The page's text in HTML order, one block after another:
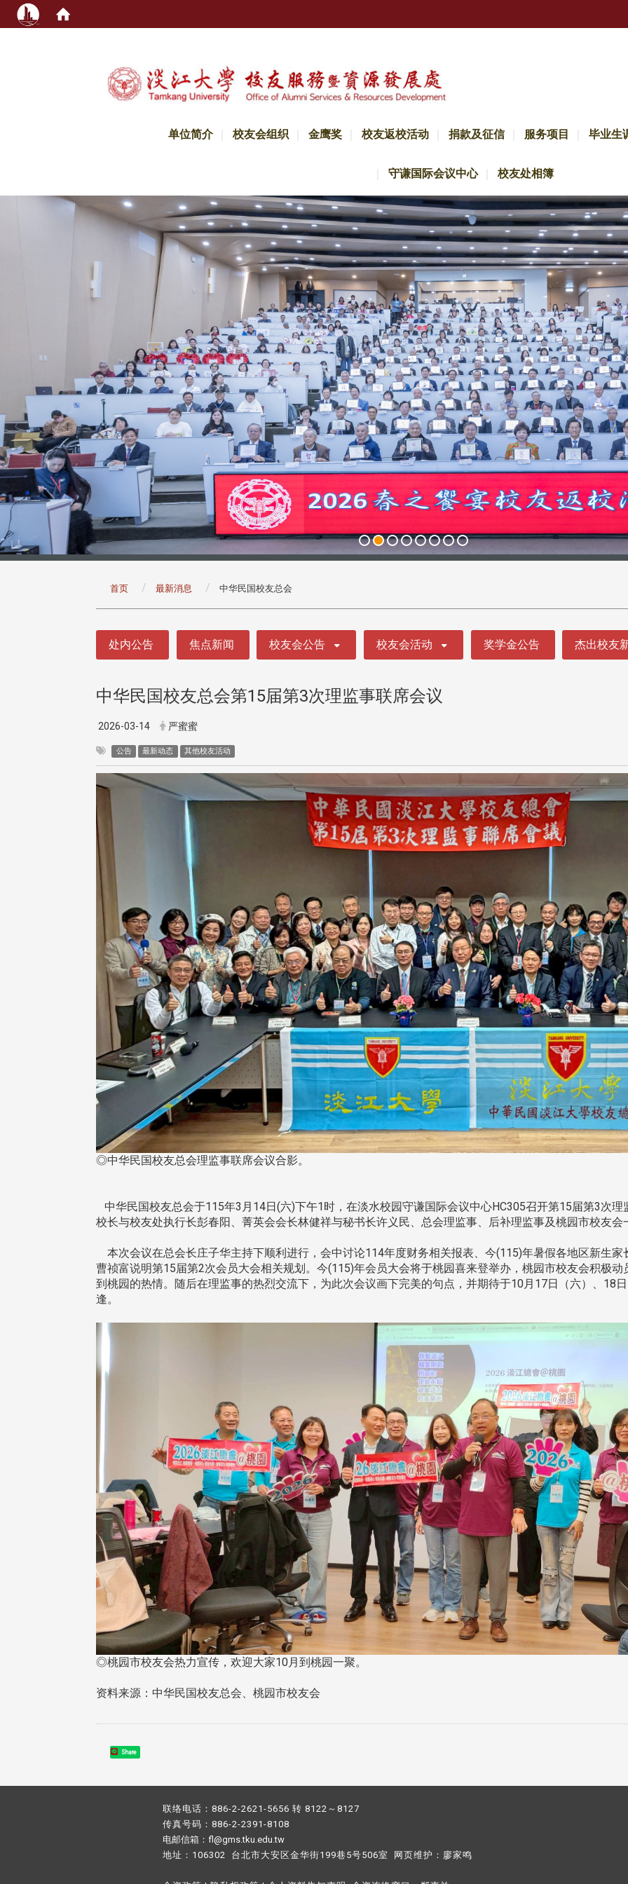
单位简介 校友会组织 金鹰奖 校友返校活动 捐款及征信 服务项目 毕业生
守谦国际会议中心 校友处相簿
首页 最新消息 中华民国校友总会
处内公告 焦点新闻 校友会公告 校友会活动 奖学金公告 杰出校友
中华民国校友总会第15届第3次理监事联席会议
2026-03-14 严蜜蜜
公告 最新动态 其他校友活动
◎中华民国校友总会理监事联席会议合影。
中华民国校友总会于115年3月14日(六)下午1时，在淡水校园守谦国际会议中心HC305召开第15届第3次
校长与校友处执行长彭春阳、菁英会会长林健祥与秘书长许义民、总会理监事、后补理监事及桃园市校友会
本次会议在总会长庄子华主持下顺利进行，会中讨论114年度财务相关报表、今(115)年暑假各地区新生
曹祯富说明第15届第2次会员大会相关规划。今(115)年会员大会将于桃园喜来登举办，桃园市校友会积极
到桃园的热情。随后在理监事的热烈交流下，为此次会议画下完美的句点，并期待于10月17日（六）、18
逢。
◎桃园市校友会热力宣传，欢迎大家10月到桃园一聚。
资料来源：中华民国校友总会、桃园市校友会
Share
联络电话：886-2-2621-5656 转 8122～8127
传真号码：886-2-2391-8108
电邮信箱：fl@gms.tku.edu.tw
地址：106302 台北市大安区金华街199巷5号506室 网页维护： 廖家鸣​